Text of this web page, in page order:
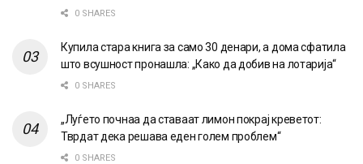
0 SHARES
Купила стара книга за само 30 денари, а дома сфатила
што всушност пронашла: „Како да добив на лотарија“
0 SHARES
„Луѓето почнаа да ставаат лимон покрај креветот:
Тврдат дека решава еден голем проблем“
0 SHARES